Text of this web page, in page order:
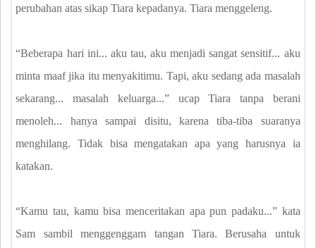
perubahan atas sikap Tiara kepadanya. Tiara menggeleng.
“Beberapa hari ini... aku tau, aku menjadi sangat sensitif... aku
minta maaf jika itu menyakitimu. Tapi, aku sedang ada masalah
sekarang... masalah keluarga...” ucap Tiara tanpa berani
menoleh... hanya sampai disitu, karena tiba-tiba suaranya
menghilang. Tidak bisa mengatakan apa yang harusnya ia
katakan.
“Kamu tau, kamu bisa menceritakan apa pun padaku...” kata
Sam sambil menggenggam tangan Tiara. Berusaha untuk